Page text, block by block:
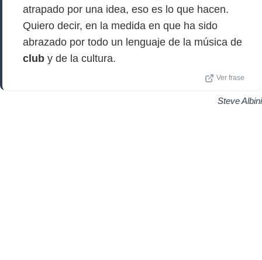
atrapado por una idea, eso es lo que hacen.
Quiero decir, en la medida en que ha sido
abrazado por todo un lenguaje de la música de
club y de la cultura.
Ver frase
Steve Albini